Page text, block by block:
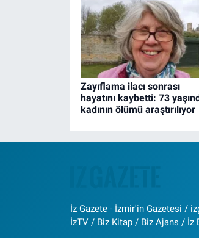
Zayıflama ilacı sonrası
hayatını kaybetti: 73
kadının ölümü araştırılıyor
İz Gazete - İzmir'in Gazetesi /
İzTV / Biz Kitap / Biz Ajans / İz